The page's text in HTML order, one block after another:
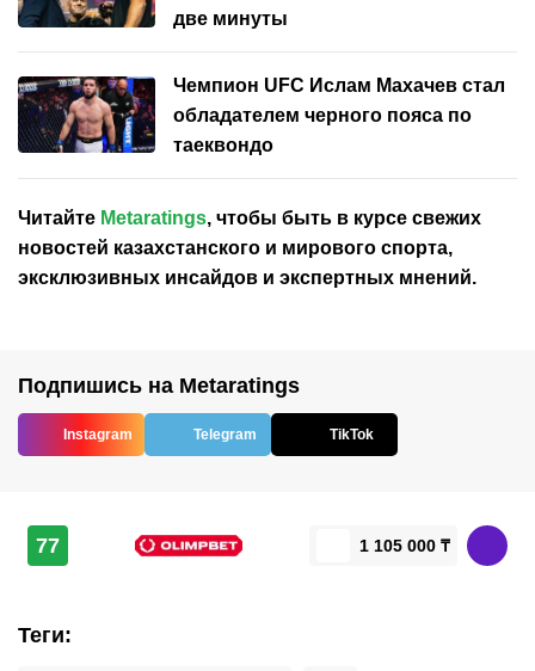
две минуты
Чемпион UFC Ислам Махачев стал
обладателем черного пояса по
таеквондо
Читайте Metaratings, чтобы быть в курсе свежих
новостей казахстанского и мирового спорта,
эксклюзивных инсайдов и экспертных мнений.
Подпишись на Metaratings
Instagram Telegram TikTok
77 1 105 000 ₸
Теги: